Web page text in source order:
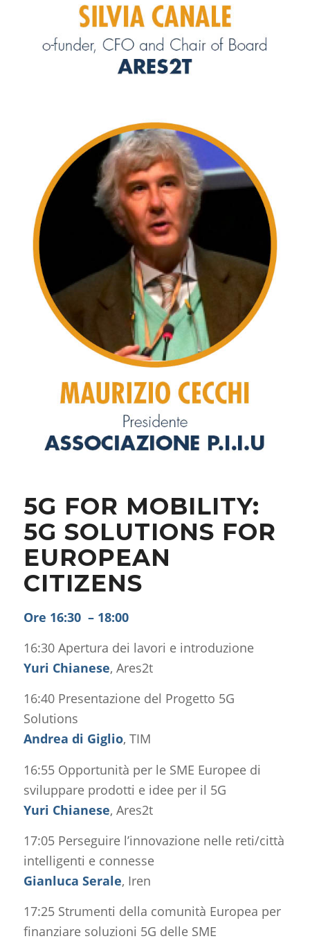
5G FOR MOBILITY:
5G SOLUTIONS FOR
EUROPEAN
CITIZENS
Ore 16:30 – 18:00
16:30 Apertura dei lavori e introduzione
Yuri Chianese, Ares2t
16:40 Presentazione del Progetto 5G
Solutions
Andrea di Giglio, TIM
16:55 Opportunità per le SME Europee di
sviluppare prodotti e idee per il 5G
Yuri Chianese, Ares2t
17:05 Perseguire l’innovazione nelle reti/città
intelligenti e connesse
Gianluca Serale, Iren
17:25 Strumenti della comunità Europea per
finanziare soluzioni 5G delle SME